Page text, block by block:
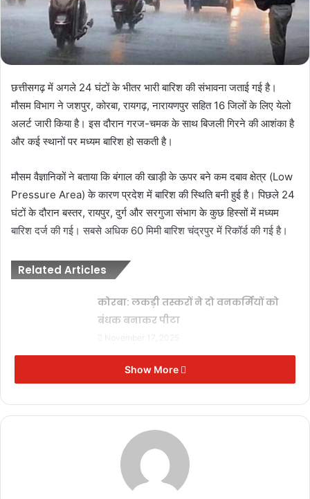
छत्तीसगढ़ में अगले 24 घंटों के भीतर भारी बारिश की संभावना जताई गई है।
मौसम विभाग ने जशपुर, कोरबा, रायगढ़, नारायणपुर सहित 16 जिलों के लिए येलो
अलर्ट जारी किया है। इस दौरान गरज-चमक के साथ बिजली गिरने की आशंका है
और कई स्थानों पर मध्यम बारिश हो सकती है।
मौसम वैज्ञानिकों ने बताया कि बंगाल की खाड़ी के ऊपर बने कम दबाव क्षेत्र (Low
Pressure Area) के कारण प्रदेश में बारिश की स्थिति बनी हुई है। पिछले 24
घंटों के दौरान बस्तर, रायपुर, दुर्ग और सरगुजा संभाग के कुछ हिस्सों में मध्यम
बारिश दर्ज की गई। सबसे अधिक 60 मिमी बारिश चंद्रपुर में रिकॉर्ड की गई है।
Related Articles
कोरबा: लकड़ी तस्करों ने दो वनकर्मियों को
बंधक बनाकर पीटा
SIR कार्य में लापरवाही: महासमुंद में 9
पटवारियों को कारण बताओ नोटिस
November 17, 2025
दीपक बैज का चेतावनी भरा अल्टीमेटम: 30
नवंबर तक नहीं घटीं बिजली दरें तो सीएम हाउस
का घेराव
November 17, 2025
Show More